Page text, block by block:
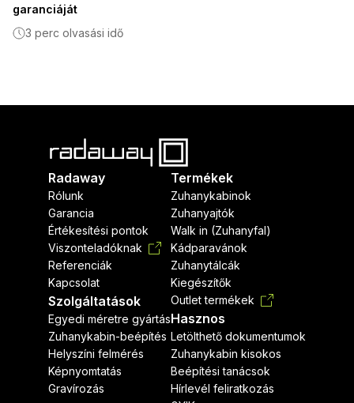
garanciáját
3 perc olvasási idő
Radaway
Rólunk
Garancia
Értékesítési pontok
Viszonteladóknak
Referenciák
Kapcsolat
Szolgáltatások
Egyedi méretre gyártás
Zuhanykabin-beépítés
Helyszíni felmérés
Képnyomtatás
Gravírozás
Termékek
Zuhanykabinok
Zuhanyajtók
Walk in (Zuhanyfal)
Kádparavánok
Zuhanytálcák
Kiegészítők
Outlet termékek
Hasznos
Letölthető dokumentumok
Zuhanykabin kisokos
Beépítési tanácsok
Hírlevél feliratkozás